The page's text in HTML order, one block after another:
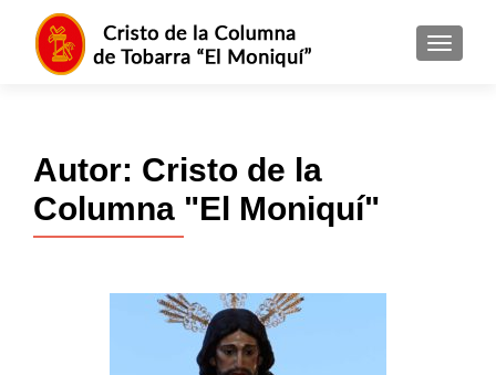
MENU
Autor: Cristo de la
Columna "El Moniquí"